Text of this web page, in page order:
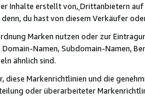
Inhalte erstellt von,Drittanbietern auf
du hast von diesem Verkäufer
Marken nutzen oder zur
Namen, Subdomain-Namen,
ähnlich sind.
diese Markenrichtlinien und die
oder überarbeiteter